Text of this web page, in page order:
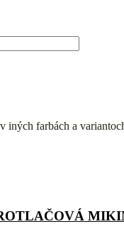
iných farbách a